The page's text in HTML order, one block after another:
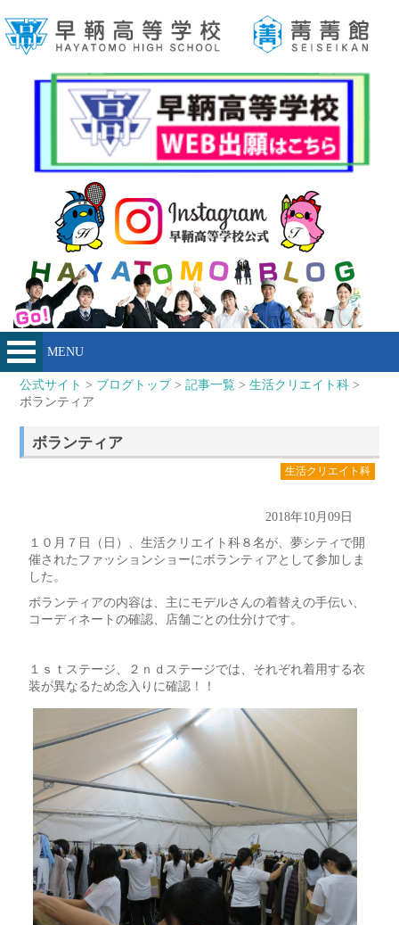
MENU
公式サイト > ブログトップ>記事一覧 >生活クリエイト科 >
ボランティア
ボランティア
生活クリエイト科
2018年10月09日
１０月７日（日）、生活クリエイト科８名が、夢シティで開
催されたファッションショーにボランティアとして参加しま
した。
ボランティアの内容は、主にモデルさんの着替えの手伝い、
コーディネートの確認、店舗ごとの仕分けです。
１ｓｔステージ、２ｎｄステージでは、それぞれ着用する衣
装が異なるため念入りに確認！！